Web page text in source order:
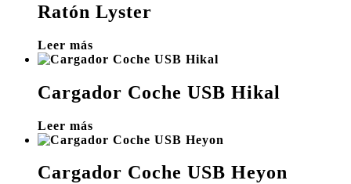
Ratón Lyster
Leer más
Cargador Coche USB Hikal
Leer más
Cargador Coche USB Heyon